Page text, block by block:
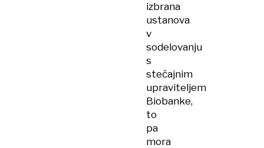
izbrana
ustanova
v
sodelovanju
s
stečajnim
upraviteljem
Biobanke,
to
pa
mora